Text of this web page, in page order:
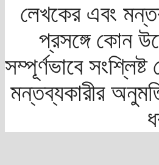
লেখকের এবং
প্রসঙ্গে কোন
সম্পূর্ণভাবে
মন্তব্যকারীর